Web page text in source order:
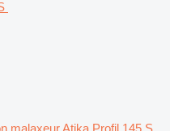
malaxeur Atika Profil 145 S